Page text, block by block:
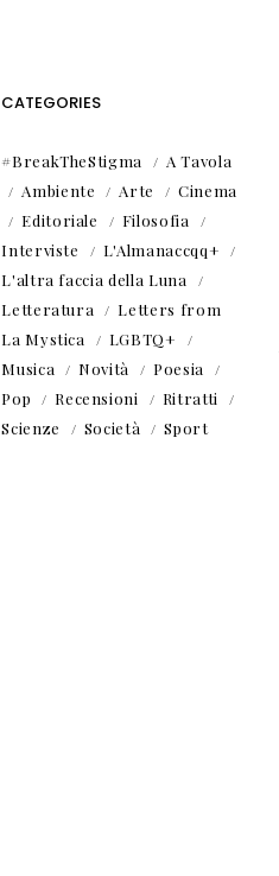
CATEGORIES
#BreakTheStigma
A Tavola
Ambiente
Arte
Cinema
Editoriale
Filosofia
Interviste
L'Almanaccqq+
L'altra faccia della Luna
Letteratura
Letters from
La Mystica
LGBTQ+
Musica
Novità
Poesia
Pop
Recensioni
Ritratti
Scienze
Società Sport